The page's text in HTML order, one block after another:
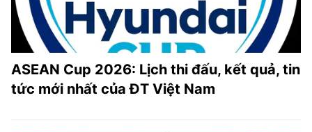
ASEAN Cup 2026: Lịch thi đấu, kết quả, tin
tức mới nhất của ĐT Việt Nam